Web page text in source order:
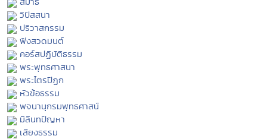
วิปัสสนา
ปริวาสกรรม
ฟังสวดมนต์
คอร์สปฏิบัติธรรม
พระพุทธศาสนา
พระไตรปิฏก
หัวข้อธรรม
พจนานุกรมพุทธศาสน์
มิลินทปัญหา
เสียงธรรม